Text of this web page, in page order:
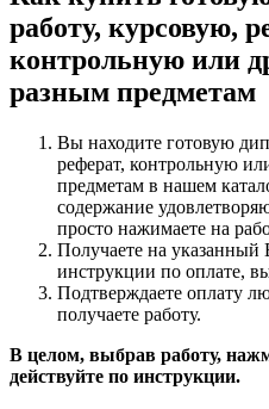
работу, курсовую,
контрольную или
разным предметам
Вы находите готовую
реферат, контрольную
предметам в нашем
содержание
просто нажимаете на
Получаете на
инструкции по оплате,
Подтверждаете оплату
получаете работу.
В целом, выбрав работу,
действуйте по инструкции.